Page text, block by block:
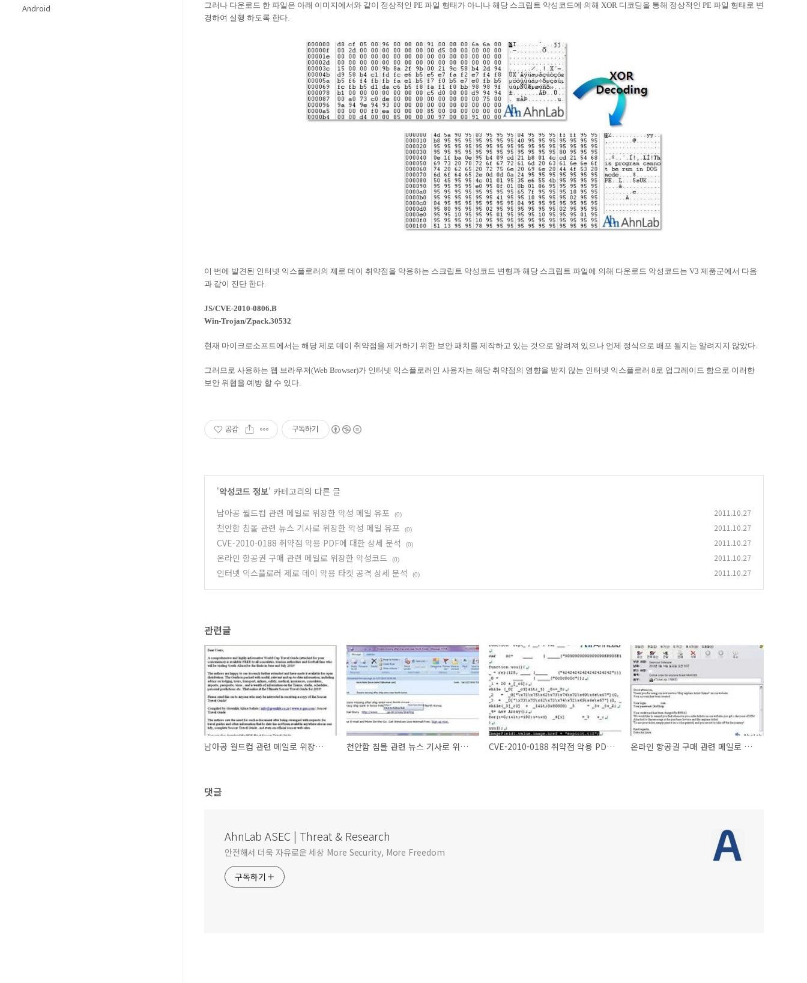
그러나 다운로드 한 파일은 아래 이미지에서와 같이 정상적인 PE 파일 형태가 아니나 해당 스크립트 악성코드에 의해 XOR 디코딩을 통해 정상적인 PE 파일 형태로 변
경하여 실행 하도록 한다.
이 번에 발견된 인터넷 익스플로러의 제로 데이 취약점을 악용하는 스크립트 악성코드 변형과 해당 스크립트 파일에 의해 다운로드 악성코드는 V3 제품군에서 다음
과 같이 진단 한다.
JS/CVE-2010-0806.B
Win-Trojan/Zpack.30532
현재 마이크로소프트에서는 해당 제로 데이 취약점을 제거하기 위한 보안 패치를 제작하고 있는 것으로 알려져 있으나 언제 정식으로 배포 될지는 알려지지 않았다.
그러므로 사용하는 웹 브라우저(Web Browser)가 인터넷 익스플로러인 사용자는 해당 취약점의 영향을 받지 않는 인터넷 익스플로러 8로 업그레이드 함으로 이러한
보안 위협을 예방 할 수 있다.
공감 구독하기
'악성코드 정보' 카테고리의 다른 글
남아공 월드컵 관련 메일로 위장한 악성 메일 유포
(0) 2011.10.27
천안함 침몰 관련 뉴스 기사로 위장한 악성 메일 유포 (0) 2011.10.27
CVE-2010-0188 취약점 악용 PDF에 대한 상세 분석 (0) 2011.10.27
온라인 항공권 구매 관련 메일로 위장한 악성코드 (0) 2011.10.27
인터넷 익스플로러 제로 데이 악용 타켓 공격 상세 분석 (0) 2011.10.27
관련글
남아공 월드컵 관련 메일로 위장한 악성 메일 유포 천안함 침몰 관련 뉴스 기사로 위장한 악성 메일 유포 CVE-2010-0188 취약점 악용 PDF에 대한 상세 분석 온라인 항공권 구매 관련 메일로 위장한 악성코드
댓글
AhnLab ASEC | Threat & Research
안전해서 더욱 자유로운 세상 More Security, More Freedom
구독하기
Android